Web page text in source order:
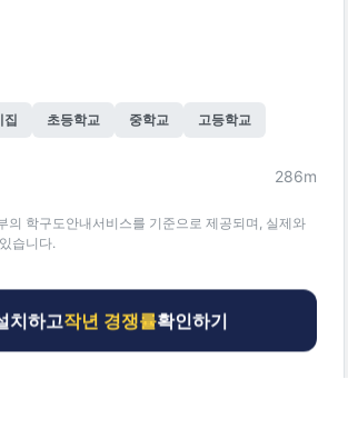
집 초등학교 중학교 고등학교
286m
의 학구도안내서비스를 기준으로 제공되며, 실제와
습니다.
치하고작년 경쟁률확인하기